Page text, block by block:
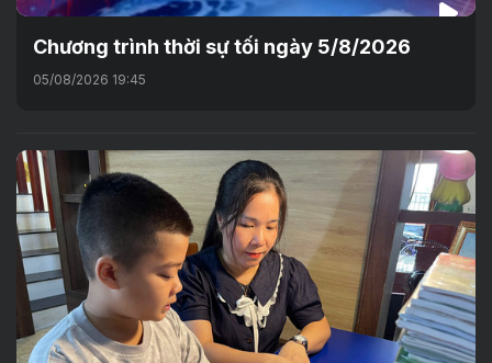
Chương trình thời sự tối ngày 5/8/2026
05/08/2026 19:45